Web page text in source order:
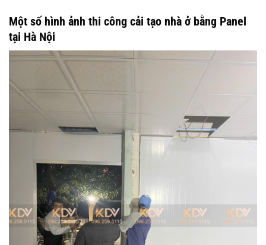
Một số hình ảnh thi công cải tạo nhà ở bằng Panel
tại Hà Nội